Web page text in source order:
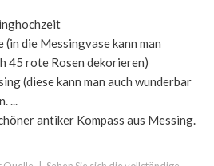
(in die Messingvase kann man
45 rote Rosen dekorieren)
(diese kann man auch wunderbar
...
antiker Kompass aus Messing.